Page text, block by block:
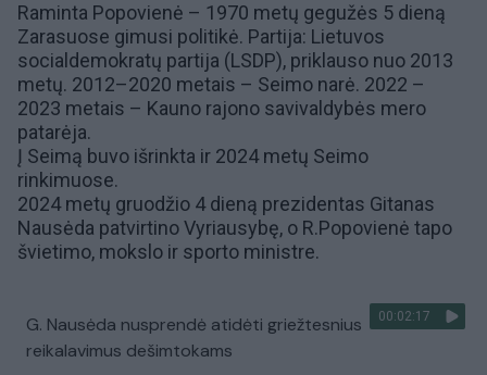
Raminta Popovienė – 1970 metų gegužės 5 dieną
Zarasuose gimusi politikė. Partija: Lietuvos
socialdemokratų partija (LSDP), priklauso nuo 2013
metų. 2012–2020 metais – Seimo narė. 2022 –
2023 metais – Kauno rajono savivaldybės mero
patarėja.
Į Seimą buvo išrinkta ir 2024 metų Seimo
rinkimuose.
2024 metų gruodžio 4 dieną prezidentas Gitanas
Nausėda patvirtino Vyriausybę, o R.Popovienė tapo
švietimo, mokslo ir sporto ministre.
00:02:17
G. Nausėda nusprendė atidėti griežtesnius
reikalavimus dešimtokams